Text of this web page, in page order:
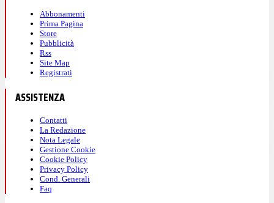
Abbonamenti
Prima Pagina
Store
Pubblicità
Rss
Site Map
Registrati
ASSISTENZA
Contatti
La Redazione
Nota Legale
Gestione Cookie
Cookie Policy
Privacy Policy
Cond. Generali
Faq